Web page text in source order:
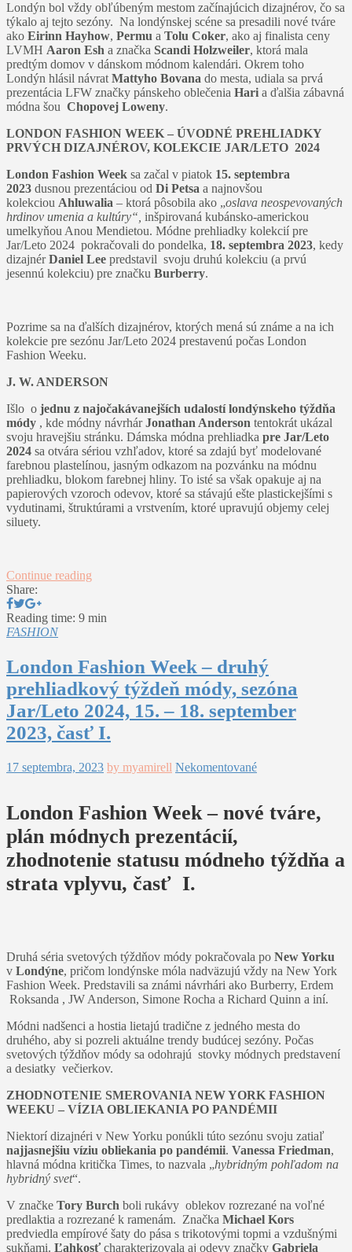
Londýn bol vždy obľúbeným mestom začínajúcich dizajnérov, čo sa
týkalo aj tejto sezóny. Na londýnskej scéne sa presadili nové tváre
ako Eirinn Hayhow, Permu a Tolu Coker, ako aj finalista ceny
LVMH Aaron Esh a značka Scandi Holzweiler, ktorá mala
predtým domov v dánskom módnom kalendári. Okrem toho
Londýn hlásil návrat Mattyho Bovana do mesta, udiala sa prvá
prezentácia LFW značky pánskeho oblečenia Hari a ďalšia zábavná
módna šou Chopovej Loweny.
LONDON FASHION WEEK – ÚVODNÉ PREHLIADKY
PRVÝCH DIZAJNÉROV, KOLEKCIE JAR/LETO 2024
London Fashion Week sa začal v piatok 15. septembra
2023 dusnou prezentáciou od Di Petsa a najnovšou
kolekciou Ahluwalia – ktorá pôsobila ako „oslava neospevovaných
hrdinov umenia a kultúry“, inšpirovaná kubánsko-americkou
umelkyňou Anou Mendietou. Módne prehliadky kolekcií pre
Jar/Leto 2024 pokračovali do pondelka, 18. septembra 2023, kedy
dizajnérDaniel Lee predstavil svoju druhú kolekciu (a prvú
jesennú kolekciu) pre značku Burberry.
Pozrime sa na ďalších dizajnérov, ktorých mená sú známe a na ich
kolekcie pre sezónu Jar/Leto 2024 prestavenú počas London
Fashion Weeku.
J. W. ANDERSON
Išlo o jednu z najočakávanejších udalostí londýnskeho týždňa
módy , kde módny návrhárJonathan Anderson tentokrát ukázal
svoju hravejšiu stránku. Dámska módna prehliadka pre Jar/Leto
2024 sa otvára sériou vzhľadov, ktoré sa zdajú byť modelované
farebnou plastelínou, jasným odkazom na pozvánku na módnu
prehliadku, blokom farebnej hliny. To isté sa však opakuje aj na
papierových vzoroch odevov, ktoré sa stávajú ešte plastickejšími s
vydutinami, štruktúrami a vrstvením, ktoré upravujú objemy celej
siluety.
Continue reading
Share:
Reading time: 9 min
FASHION
London Fashion Week – druhý
prehliadkový týždeň módy, sezóna
Jar/Leto 2024, 15. – 18. september
2023, časť I.
17 septembra, 2023 by myamirell Nekomentované
London Fashion Week – nové tváre,
plán módnych prezentácií,
zhodnotenie statusu módneho týždňa a
strata vplyvu, časť I.
Druhá séria svetových týždňov módy pokračovala po New Yorku
v Londýne, pričom londýnske móla nadväzujú vždy na New York
Fashion Week. Predstavili sa známi návrhári ako Burberry, Erdem
Roksanda , JW Anderson, Simone Rocha a Richard Quinn a iní.
Módni nadšenci a hostia lietajú tradične z jedného mesta do
druhého, aby si pozreli aktuálne trendy budúcej sezóny. Počas
svetových týždňov módy sa odohrajú stovky módnych predstavení
a desiatky večierkov.
ZHODNOTENIE SMEROVANIA NEW YORK FASHION
WEEKU – VÍZIA OBLIEKANIA PO PANDÉMII
Niektorí dizajnéri v New Yorku ponúkli túto sezónu svoju zatiaľ
najjasnejšiu víziu obliekania po pandémii. Vanessa Friedman,
hlavná módna kritička Times, to nazvala „hybridným pohľadom na
hybridný svet“.
V značke Tory Burch boli rukávy oblekov rozrezané na voľné
predlaktia a rozrezané k ramenám. Značka Michael Kors
predviedla empírové šaty do pása s trikotovými topmi a vzdušnými
sukňami. Ľahkosťcharakterizovala aj odevy značky Gabriela